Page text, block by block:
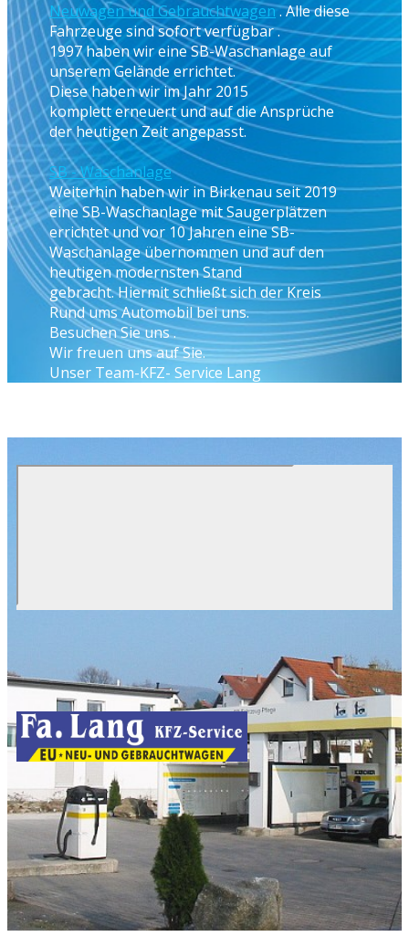
Neuwagen und Gebrauchtwagen. Alle diese
Fahrzeuge sind sofort verfügbar .
1997 haben wir eine SB-Waschanlage auf
unserem Gelände errichtet.
Diese haben wir im Jahr 2015
komplett erneuert und auf die Ansprüche
der heutigen Zeit angepasst.
SB - Waschanlage
Weiterhin haben wir in Birkenau seit 2019
eine SB-Waschanlage mit Saugerplätzen
errichtet und vor 10 Jahren eine SB-
Waschanlage übernommen und auf den
heutigen modernsten Stand
gebracht. Hiermit schließt sich der Kreis
Rund ums Automobil bei uns.
Besuchen Sie uns .
Wir freuen uns auf Sie.
Unser Team-KFZ- Service Lang